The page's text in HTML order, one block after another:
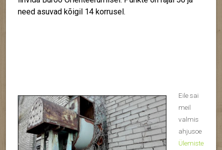
need asuvad kõigil 14 korrusel.
Eile sai
meil
valmis
ahjusoe
Ülemiste